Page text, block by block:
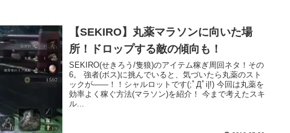
【SEKIRO】丸薬マラソンに向いた場
所！ドロップする敵の傾向も！
SEKIRO(せきろう/隻狼)のアイテム稼ぎ周回ネタ！その
6。 強者(ボス)に挑んでいると、気づいたら丸薬のスト
ックが――！！シャルロットです(;ﾟДﾟi|!) 今回は丸薬を
効率よく稼ぐ方法(マラソン)を紹介！ 今まで考えたスキ
ル...